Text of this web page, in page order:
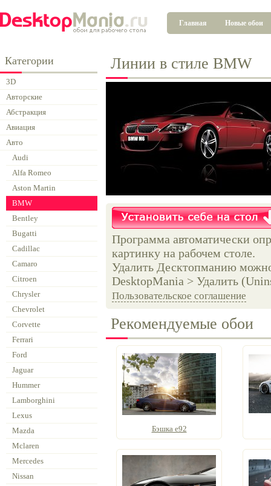
Главная Новые обои
Категории
3D
Авторские
Абстракция
Авиация
Авто
Audi
Alfa Romeo
Aston Martin
BMW
Bentley
Bugatti
Cadillac
Camaro
Citroen
Chrysler
Chevrolet
Corvette
Ferrari
Ford
Jaguar
Hummer
Lamborghini
Lexus
Mazda
Mclaren
Mercedes
Nissan
Линии в стиле BMW
Программа автоматически
картинку на рабочем столе.
Удалить Десктопманию
DesktopMania > Удалить
Пользовательское соглашение
Рекомендуемые обои
Бэшка е92